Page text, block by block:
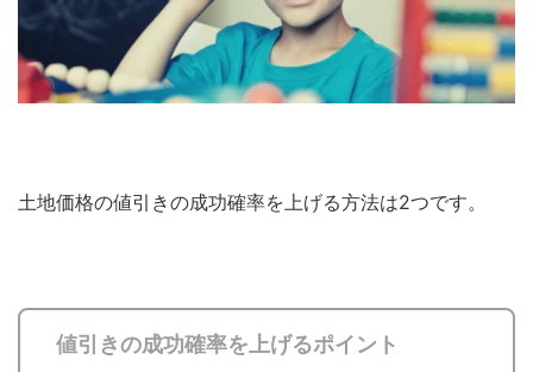
土地価格の値引きの成功確率を上げる方法は2つです。
値引きの成功確率を上げるポイント